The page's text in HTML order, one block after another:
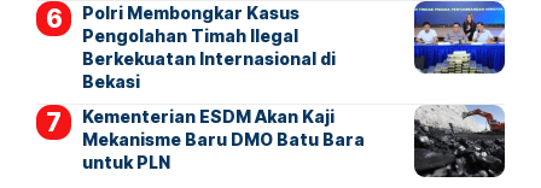
Polri Membongkar Kasus
Pengolahan Timah Ilegal
Berkekuatan Internasional di
Bekasi
Kementerian ESDM Akan Kaji
Mekanisme Baru DMO Batu Bara
untuk PLN